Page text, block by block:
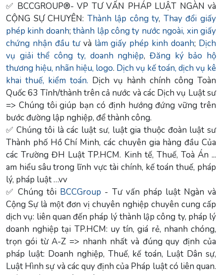
✅ BCCGROUP®- VP TƯ VẤN PHÁP LUẬT NGÀN và
CỘNG SỰ CHUYÊN: Thành lập công ty, Thay đổi giấy
phép kinh doanh;thành lập công ty nước ngoài, xin giấy
chứng nhận đầu tưvà làm giấy phép kinh doanh; Dịch
vụ giải thể công ty, doanh nghiệp, Đăng ký bảo hộ
thương hiệu, nhãn hiệu, logo. Dịch vụ kế toán, dịch vụ kê
khai thuế, kiểm toán. Dịch vụ hành chính công Toàn
Quốc 63 Tỉnh/thành trên cả nước và các Dịch vụ Luật sư
=> Chúng tôi giúp bạn có định hướng đứng vững trên
bước đường lập nghiệp, để thành công.
✅ Chúng tôi là các luật sư, luật gia thuộc đoàn luật sư
Thành phố Hồ Chí Minh, các chuyên gia hàng đầu Của
các Trường ĐH Luật TP.HCM. Kinh tế, Thuế, Toà Án ...
am hiểu sâu trong lĩnh vực tài chính, kế toán thuế, pháp
lý, pháp luật …vv
✅ Chúng tôi BCCGroup - Tư vấn pháp luật Ngàn và
Cộng Sự là một đơn vị chuyên nghiệp chuyên cung cấp
dịch vụ: liên quan đến pháp lý thành lập công ty, pháp lý
doanh nghiệp tại TP.HCM: uy tín, giá rẻ, nhanh chóng,
trọn gói từ A-Z => nhanh nhất và đúng quy định của
pháp luật: Doanh nghiệp, Thuế, kế toán, Luật Dân sự,
Luật Hình sự và các quy định của Pháp luật có liên quan.